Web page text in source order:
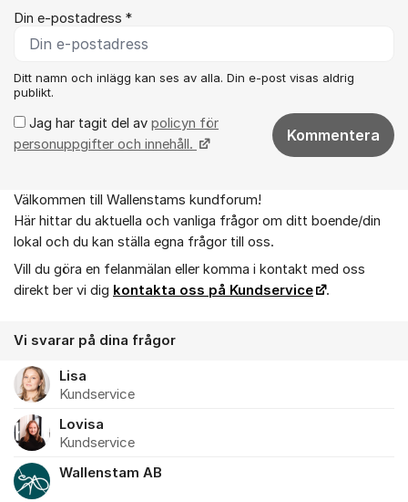
Din e-postadress *
Ditt namn och inlägg kan ses av alla. Din e-post visas aldrig
publikt.
Jag har tagit del av policyn för
personuppgifter och innehåll.
Kommentera
Om forumet
Välkommen till Wallenstams kundforum!
Här hittar du aktuella och vanliga frågor om ditt boende/din
lokal och du kan ställa egna frågor till oss.
Vill du göra en felanmälan eller komma i kontakt med oss
direkt ber vi dig kontakta oss på Kundservice .
Vi svarar på dina frågor
Lisa
Kundservice
Lovisa
Kundservice
Wallenstam AB